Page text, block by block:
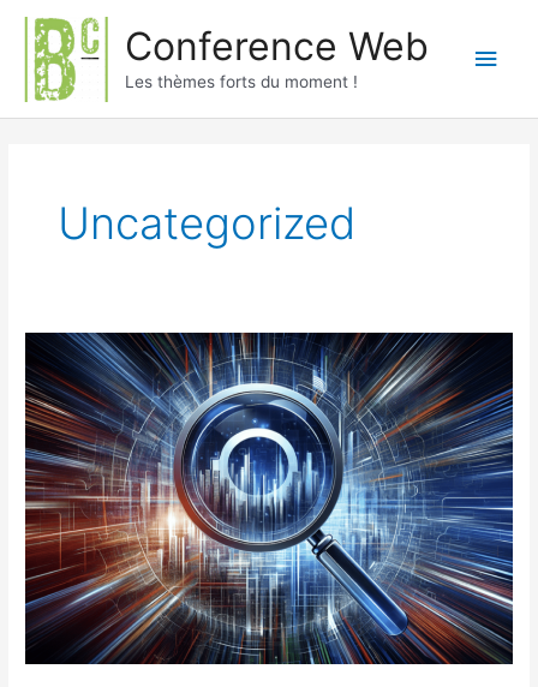
content
Conference Web
Les thèmes forts du moment !
Main
Uncategorized